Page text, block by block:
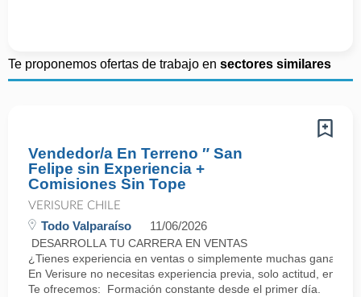
Te proponemos ofertas de trabajo en sectores similares
Vendedor/a En Terreno ″ San
Felipe sin Experiencia +
Comisiones Sin Tope
VERISURE CHILE
Todo Valparaíso 11/06/2026
DESARROLLA TU CARRERA EN VENTAS
¿Tienes experiencia en ventas o simplemente muchas ganas
En Verisure no necesitas experiencia previa, solo actitud,
Te ofrecemos: Formación constante desde el primer día.